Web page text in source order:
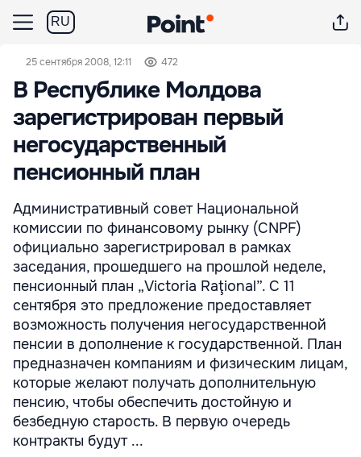
RU
25 сентября 2008, 12:11 472
В Республике Молдова
зарегистрирован первый
негосударственный
пенсионный план
Административный совет Национальной
комиссии по финансовому рынку (CNPF)
официально зарегистрировал в рамках
заседания, прошедшего на прошлой неделе,
пенсионный план „Victoria Raţional”. С 11
сентября это предложение предоставляет
возможность получения негосударственной
пенсии в дополнение к государственной. План
предназначен компаниям и физическим лицам,
которые желают получать дополнительную
пенсию, чтобы обеспечить достойную и
безбедную старость. В первую очередь
контракты будут ...